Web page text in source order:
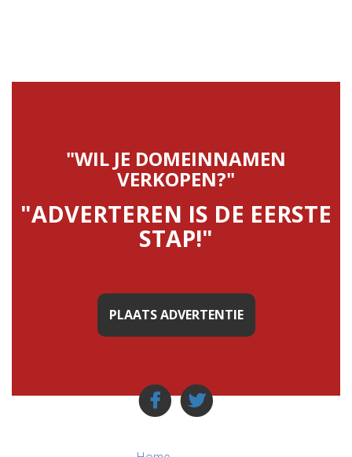
"WIL JE DOMEINNAMEN
VERKOPEN?"
"ADVERTEREN IS DE EERSTE
STAP!"
PLAATS ADVERTENTIE